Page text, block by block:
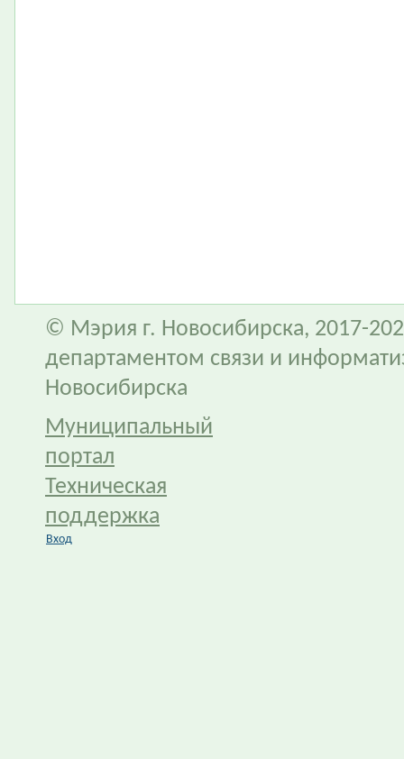
© Мэрия г. Новосибирска, 2017-
департаментом связи и
Новосибирска
Муниципальный
портал
Техническая
поддержка
Вход